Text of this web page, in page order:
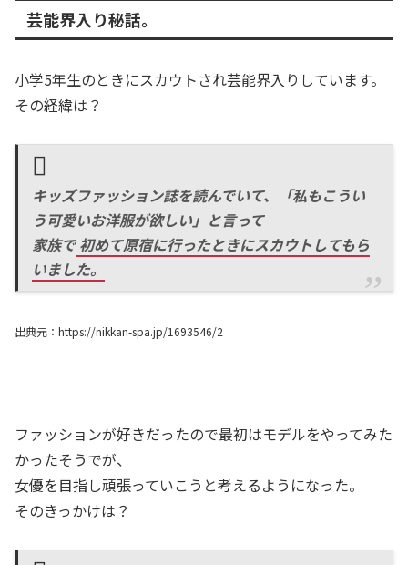
芸能界入り秘話。
小学5年生のときにスカウトされ芸能界入りしています。
その経緯は？
キッズファッション誌を読んでいて、「私もこうい
う可愛いお洋服が欲しい」と言って
家族で初めて原宿に行ったときにスカウトしてもら
いました。
出典元：https://nikkan-spa.jp/1693546/2
ファッションが好きだったので最初はモデルをやってみた
かったそうでが、
女優を目指し頑張っていこうと考えるようになった。
そのきっかけは？